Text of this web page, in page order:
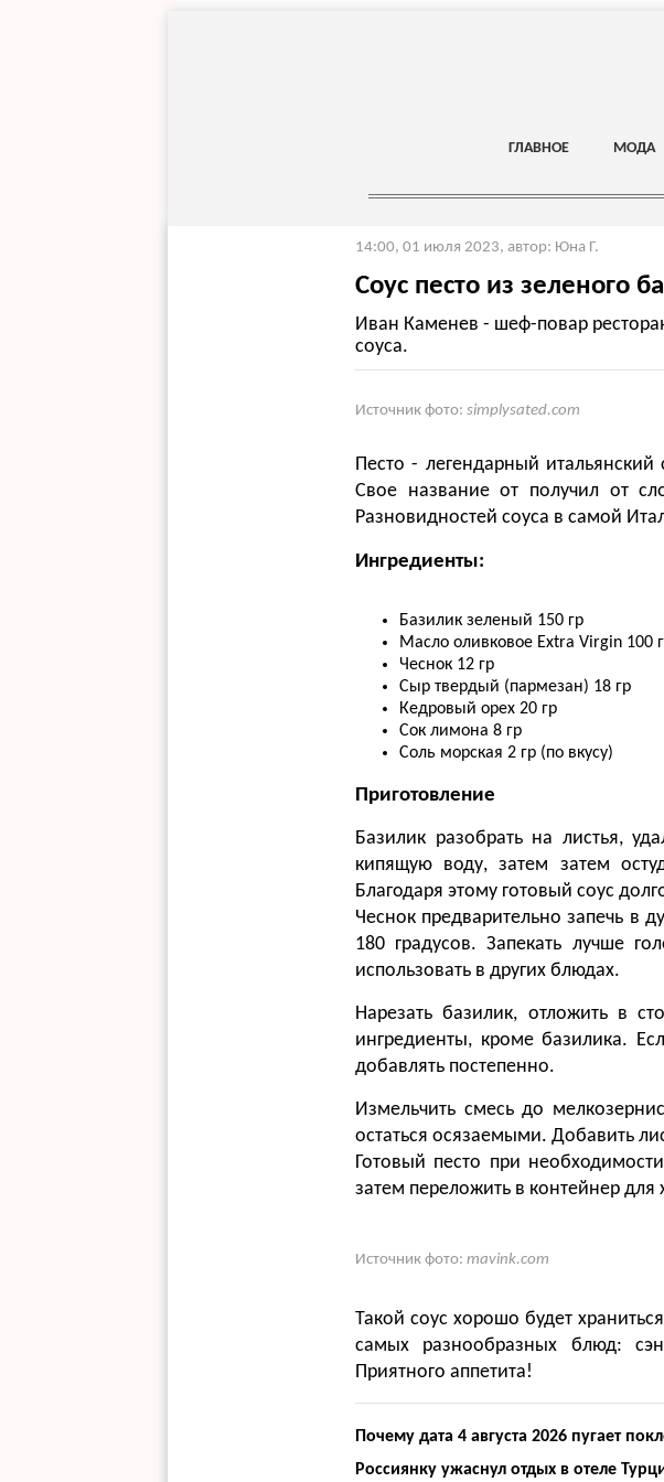
ГЛАВНОЕ МОДА
14:00, 01 июля 2023, автор: Юна Г.
Соус песто из зеленого
Иван Каменев - шеф-повар
соуса.
Источник фото: simplysated.com
Песто - легендарный
Свое название от получил от
Разновидностей соуса в самой
Ингредиенты:
Базилик зеленый 150 гр
Масло оливковое Extra Virgin 100
Чеснок 12 гр
Сыр твердый (пармезан) 18 гр
Кедровый орех 20 гр
Сок лимона 8 гр
Соль морская 2 гр (по вкусу)
Приготовление
Базилик разобрать на листья,
кипящую воду, затем затем
Благодаря этому готовый соус
Чеснок предварительно запечь в
180 градусов. Запекать лучше
использовать в других блюдах.
Нарезать базилик, отложить в
ингредиенты, кроме базилика.
добавлять постепенно.
Измельчить смесь до
остаться осязаемыми. Добавить
Готовый песто при
затем переложить в контейнер для
Источник фото: mavink.com
Такой соус хорошо будет
самых разнообразных блюд:
Приятного аппетита!
Почему дата 4 августа 2026 пугает
Россиянку ужаснул отдых в отеле